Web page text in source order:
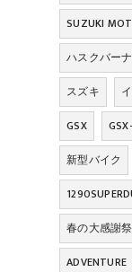
SUZUKI
ハスクバー
スズキ
GSX
新型バイク
春の大感謝祭
ADVENTURE